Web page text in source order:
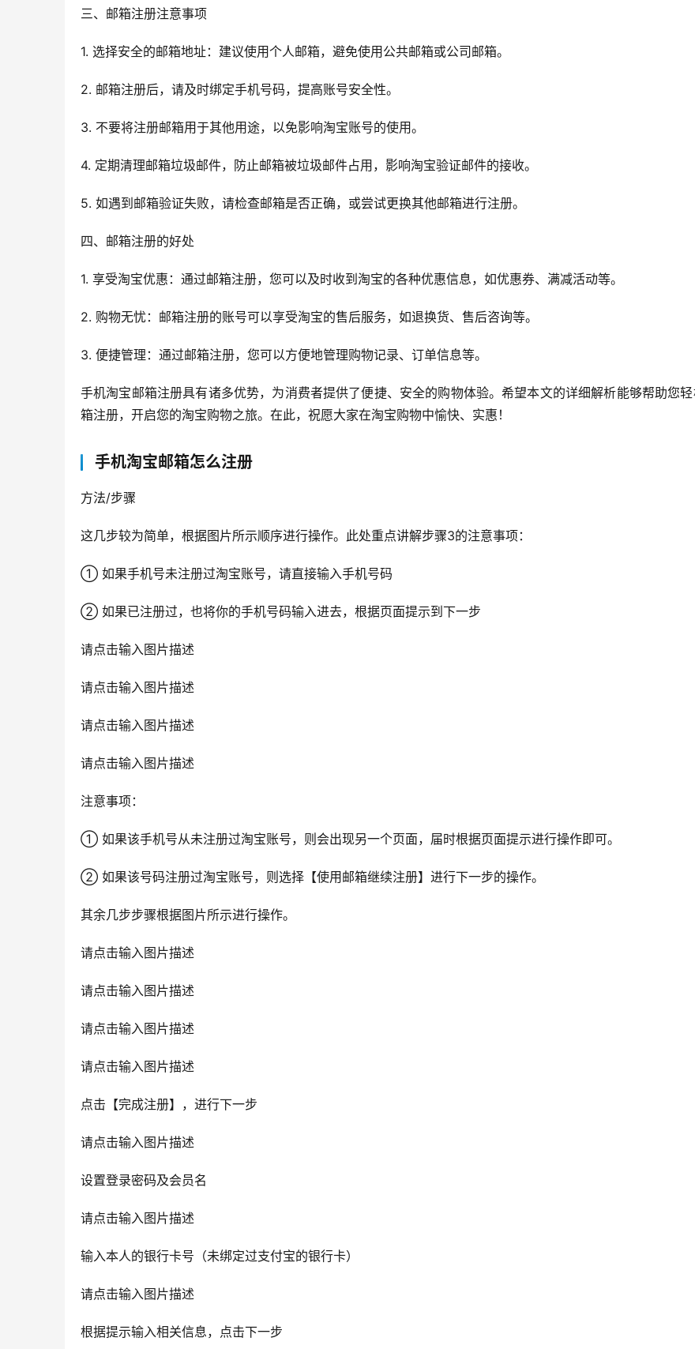
三、邮箱注册注意事项
1. 选择安全的邮箱地址：建议使用个人邮箱，避免使用公共邮箱或公司邮箱。
2. 邮箱注册后，请及时绑定手机号码，提高账号安全性。
3. 不要将注册邮箱用于其他用途，以免影响淘宝账号的使用。
4. 定期清理邮箱垃圾邮件，防止邮箱被垃圾邮件占用，影响淘宝验证邮件的接收。
5. 如遇到邮箱验证失败，请检查邮箱是否正确，或尝试更换其他邮箱进行注册。
四、邮箱注册的好处
1. 享受淘宝优惠：通过邮箱注册，您可以及时收到淘宝的各种优惠信息，如优惠券、满减活动等。
2. 购物无忧：邮箱注册的账号可以享受淘宝的售后服务，如退换货、售后咨询等。
3. 便捷管理：通过邮箱注册，您可以方便地管理购物记录、订单信息等。
手机淘宝邮箱注册具有诸多优势，为消费者提供了便捷、安全的购物体验。希望本文的详细解析能够帮助您
箱注册，开启您的淘宝购物之旅。在此，祝愿大家在淘宝购物中愉快、实惠！
手机淘宝邮箱怎么注册
方法/步骤
这几步较为简单，根据图片所示顺序进行操作。此处重点讲解步骤3的注意事项：
① 如果手机号未注册过淘宝账号，请直接输入手机号码
② 如果已注册过，也将你的手机号码输入进去，根据页面提示到下一步
请点击输入图片描述
请点击输入图片描述
请点击输入图片描述
请点击输入图片描述
注意事项：
① 如果该手机号从未注册过淘宝账号，则会出现另一个页面，届时根据页面提示进行操作即可。
② 如果该号码注册过淘宝账号，则选择【使用邮箱继续注册】进行下一步的操作。
其余几步步骤根据图片所示进行操作。
请点击输入图片描述
请点击输入图片描述
请点击输入图片描述
请点击输入图片描述
点击【完成注册】，进行下一步
请点击输入图片描述
设置登录密码及会员名
请点击输入图片描述
输入本人的银行卡号（未绑定过支付宝的银行卡）
请点击输入图片描述
根据提示输入相关信息，点击下一步